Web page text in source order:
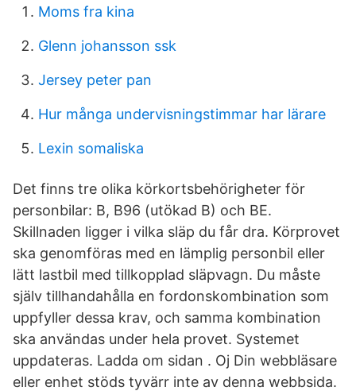
Moms fra kina
Glenn johansson ssk
Jersey peter pan
Hur många undervisningstimmar har lärare
Lexin somaliska
Det finns tre olika körkortsbehörigheter för
personbilar: B, B96 (utökad B) och BE.
Skillnaden ligger i vilka släp du får dra. Körprovet
ska genomföras med en lämplig personbil eller
lätt lastbil med tillkopplad släpvagn. Du måste
själv tillhandahålla en fordonskombination som
uppfyller dessa krav, och samma kombination
ska användas under hela provet. Systemet
uppdateras. Ladda om sidan . Oj Din webbläsare
eller enhet stöds tyvärr inte av denna webbsida.